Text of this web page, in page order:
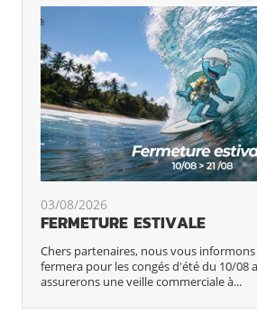
03/08/2026
FERMETURE ESTIVALE
Chers partenaires, nous vous
fermera pour les congés d'été du 10/08
assurerons une veille commerciale à...